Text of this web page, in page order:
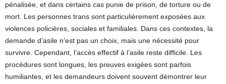
pénalisée, et dans certains cas punie de prison, de torture ou de
mort. Les personnes trans sont particulièrement exposées aux
violences policières, sociales et familiales. Dans ces contextes, la
demande d’asile n’est pas un choix, mais une nécessité pour
survivre. Cependant, l’accès effectif à l’asile reste difficile. Les
procédures sont longues, les preuves exigées sont parfois
humiliantes, et les demandeurs doivent souvent démontrer leur